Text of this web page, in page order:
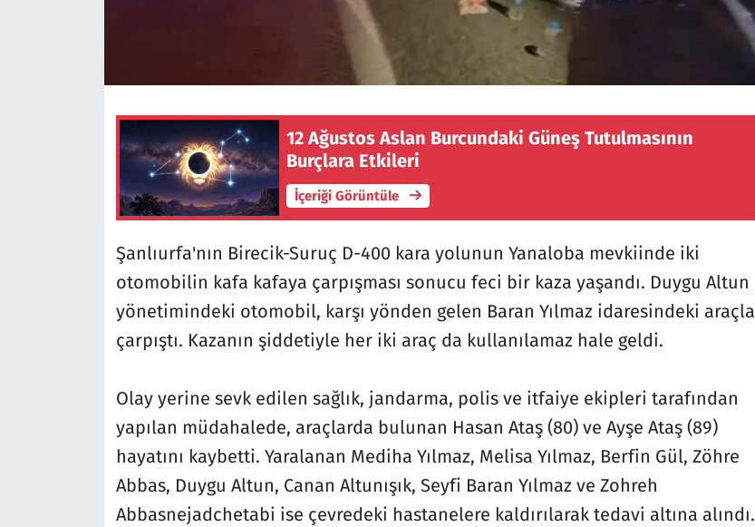
12 Ağustos Aslan Burcundaki Güneş Tutulmasının
Burçlara Etkileri
İçeriği Görüntüle
Şanlıurfa'nın Birecik-Suruç D-400 kara yolunun Yanaloba mevkiinde iki
otomobilin kafa kafaya çarpışması sonucu feci bir kaza yaşandı. Duygu Altun
yönetimindeki otomobil, karşı yönden gelen Baran Yılmaz idaresindeki araçla
çarpıştı. Kazanın şiddetiyle her iki araç da kullanılamaz hale geldi.
Olay yerine sevk edilen sağlık, jandarma, polis ve itfaiye ekipleri tarafından
yapılan müdahalede, araçlarda bulunan Hasan Ataş (80) ve Ayşe Ataş (89)
hayatını kaybetti. Yaralanan Mediha Yılmaz, Melisa Yılmaz, Berfin Gül, Zöhre
Abbas, Duygu Altun, Canan Altunışık, Seyfi Baran Yılmaz ve Zohreh
Abbasnejadchetabi ise çevredeki hastanelere kaldırılarak tedavi altına alındı.